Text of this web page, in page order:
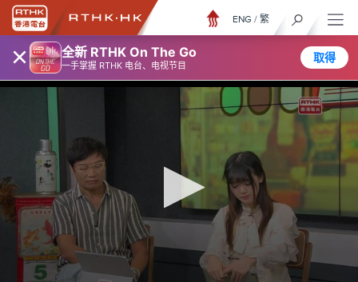
× 全新 RTHK On The Go
一手掌握 RTHK 电台、电视节目
取得
ENG / 繁